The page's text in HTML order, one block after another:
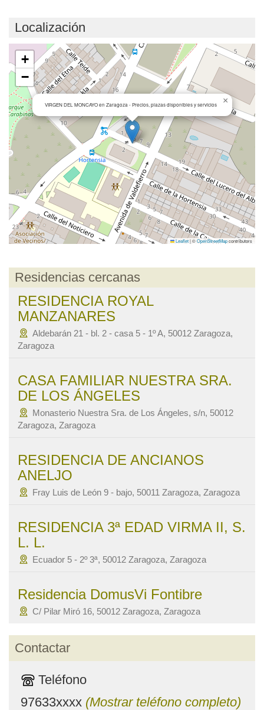
Localización
VIRGEN DEL MONCAYO en Zaragoza - Precios, plazas disponibles y servicios ×
+
−
Leaflet|©OpenStreetMapcontributors
Residencias cercanas
RESIDENCIA ROYAL
MANZANARES
Aldebarán 21 - bl. 2 - casa 5 - 1º A, 50012 Zaragoza,
Zaragoza
CASA FAMILIAR NUESTRA SRA.
DE LOS ÁNGELES
Monasterio Nuestra Sra. de Los Ángeles, s/n, 50012
Zaragoza, Zaragoza
RESIDENCIA DE ANCIANOS
ANELJO
Fray Luis de León 9 - bajo, 50011 Zaragoza, Zaragoza
RESIDENCIA 3ª EDAD VIRMA II, S.
L. L.
Ecuador 5 - 2º 3ª, 50012 Zaragoza, Zaragoza
Residencia DomusVi Fontibre
C/ Pilar Miró 16, 50012 Zaragoza, Zaragoza
Contactar
Teléfono
97633xxxx (Mostrar teléfono completo)